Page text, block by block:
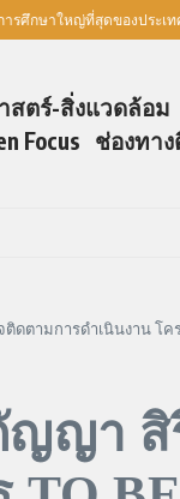
าใหญ่ที่สุดของประเทศไทย
ตร์-สิ่งแวดล้อม
Focus ช่องทา
มการดำเนินงาน โคร
ญา